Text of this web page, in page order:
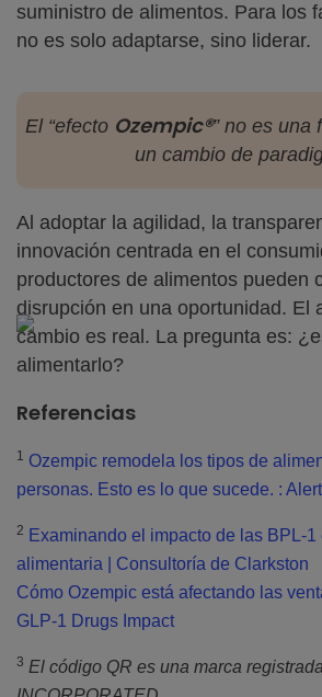
suministro de alimentos. Para los
no es solo adaptarse, sino liderar.
El “efecto Ozempic®” no es una
un cambio de
Al adoptar la agilidad, la
innovación centrada en el
productores de alimentos pueden
disrupción en una oportunidad. El
cambio es real. La pregunta es:
alimentarlo?
Referencias
1 Ozempic remodela los tipos de
personas. Esto es lo que sucede. :
2 Examinando el impacto de las BPL-1
alimentaria | Consultoría de Clarkston
Cómo Ozempic está afectando las
GLP-1 Drugs Impact
3 El código QR es una marca